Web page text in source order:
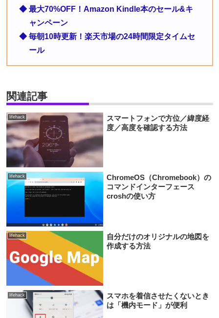
◆ 最大70%OFF！Amazon Kindle本のセール&キ
ャンペーン
◆ 毎朝10時更新！楽天市場の24時間限定タイムセ
ール
関連記事
lifehack
スマートフォンで方位／緯度経
度／高度を確認する方法
lifehack
ChromeOS（Chromebook）の
コマンドインターフェース
croshの使い方
lifehack
自分だけのオリジナルの地図を
作成する方法
lifehack
スマホを着信させたくないとき
は「機内モード」が便利